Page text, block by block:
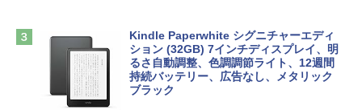
Apple 2026 MacBook Air M5チップ搭載
13インチノートブック：AIとApple Intell
igence、13.6インチLiquid Retinaディ
スプレイ、24GBユニファイドメモリ、1
インゲームコード】 ロブロックス | オン
ラインコード版
￥3,200
にもKindle出版にも！ 非エンジニアのた
めのAIコーディング入門シリーズ
￥99
Kindle Paperwhite シグニチャーエディ
ション (32GB) 7インチディスプレイ、明
るさ自動調整、色調調節ライト、12週間
持続バッテリー、広告なし、メタリック
ブラック